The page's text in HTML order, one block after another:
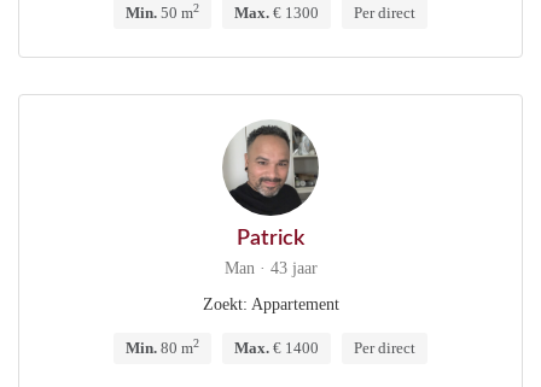
Min. 50 m2 Max. € 1300 Per direct
Patrick
Man · 43 jaar
Zoekt: Appartement
Min. 80 m2 Max. € 1400 Per direct